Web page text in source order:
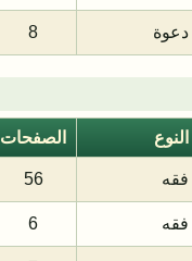
دعوة 8
النوع الصفحات
فقه 56
فقه 6